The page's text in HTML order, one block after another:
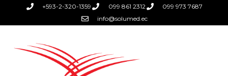
+593-2-320-1359 099 861 2312
099 973 7687
info@solumed.ec